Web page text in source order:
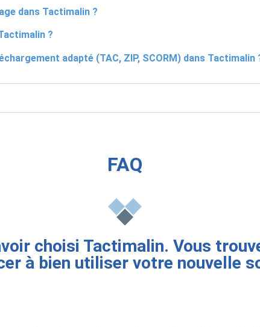
dans Tactimalin ?
?
adapté (TAC, ZIP, SCORM) dans Tactimalin
FAQ
choisi Tactimalin. Vous
à bien utiliser votre nouvelle